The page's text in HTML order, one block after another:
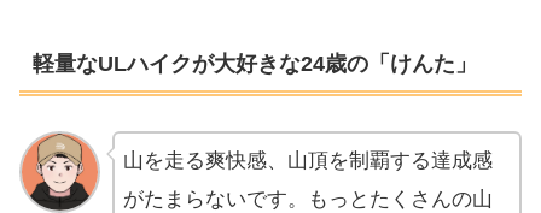
軽量なULハイクが大好きな24歳の「けんた」
山を走る爽快感、山頂を制覇する達成感
がたまらないです。もっとたくさんの山